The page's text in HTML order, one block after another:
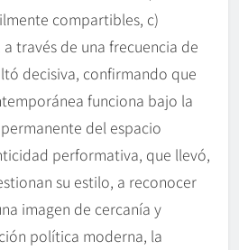
compartibles, c)
través de una frecuencia de
decisiva, confirmando que
funciona bajo la
del espacio
performativa, que llevó,
su estilo, a reconocer
imagen de cercanía y
política moderna, la